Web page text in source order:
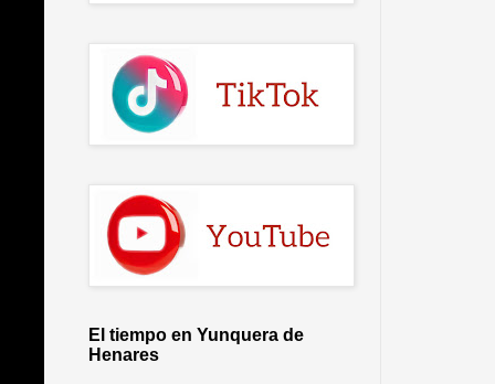
El tiempo en Yunquera de
Henares